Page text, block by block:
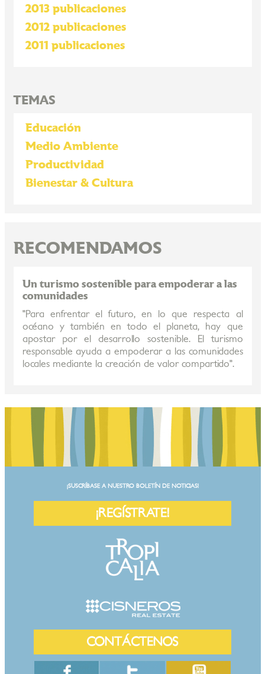
2013 publicaciones
2012 publicaciones
2011 publicaciones
TEMAS
Educación
Medio Ambiente
Productividad
Bienestar & Cultura
RECOMENDAMOS
Un turismo sostenible para empoderar a las
comunidades
"Para enfrentar el futuro, en lo que respecta al
océano y también en todo el planeta, hay que
apostar por el desarrollo sostenible. El turismo
responsable ayuda a empoderar a las comunidades
locales mediante la creación de valor compartido".
¡SUSCRÍBASE A NUESTRO BOLETÍN DE NOTICIAS!
¡REGÍSTRATE!
CONTÁCTENOS